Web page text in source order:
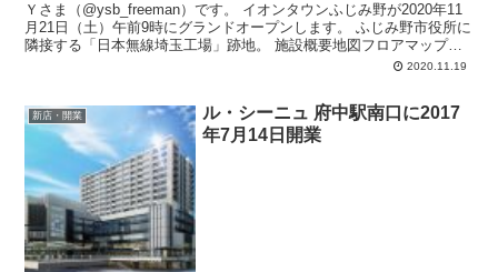
Ｙさま（@ysb_freeman）です。 イオンタウンふじみ野が2020年11
月21日（土）午前9時にグランドオープンします。 ふじみ野市役所に
隣接する「日本無線埼玉工場」跡地。 施設概要地図フロアマップな
2020.11.19
新店・開業
ル・シーニュ 府中駅南口に2017
年7月14日開業